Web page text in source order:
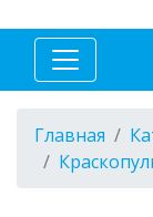
Главная